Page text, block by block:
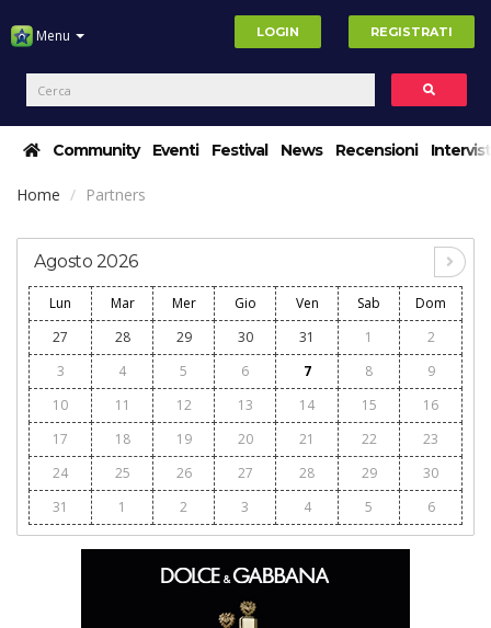
Menu LOGIN REGISTRATI
Community Eventi Festival News Recensioni
Home Partners
Agosto 2026
Lun Mar Mer Gio Ven Sab
Dom
27
28 29 30 31 1
2
3
4 5 6 7 8
9
10
11 12 13 14 15
16
17
18 19 20 21 22
23
24
25 26 27 28 29
30
31
1 2 3 4 5 6